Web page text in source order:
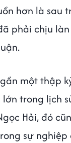
hơn là sau
phải chịu
một thập
trong lịch
Hải, đó
sự nghiệp